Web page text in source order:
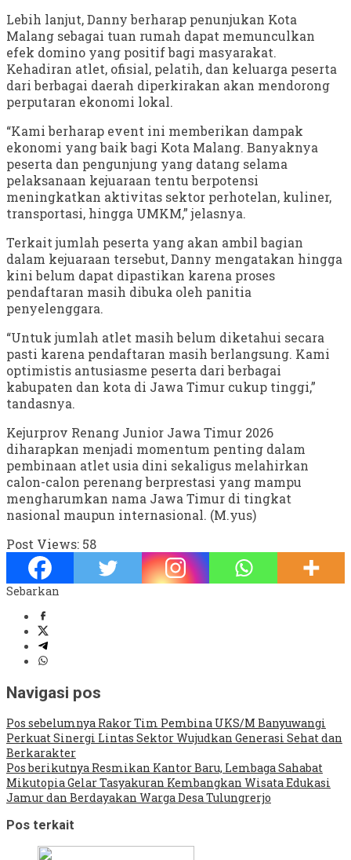
Lebih lanjut, Danny berharap penunjukan Kota
Malang sebagai tuan rumah dapat memunculkan
efek domino yang positif bagi masyarakat.
Kehadiran atlet, ofisial, pelatih, dan keluarga peserta
dari berbagai daerah diperkirakan akan mendorong
perputaran ekonomi lokal.
“Kami berharap event ini memberikan dampak
ekonomi yang baik bagi Kota Malang. Banyaknya
peserta dan pengunjung yang datang selama
pelaksanaan kejuaraan tentu berpotensi
meningkatkan aktivitas sektor perhotelan, kuliner,
transportasi, hingga UMKM,” jelasnya.
Terkait jumlah peserta yang akan ambil bagian
dalam kejuaraan tersebut, Danny mengatakan hingga
kini belum dapat dipastikan karena proses
pendaftaran masih dibuka oleh panitia
penyelenggara.
“Untuk jumlah atlet masih belum diketahui secara
pasti karena pendaftaran masih berlangsung. Kami
optimistis antusiasme peserta dari berbagai
kabupaten dan kota di Jawa Timur cukup tinggi,”
tandasnya.
Kejurprov Renang Junior Jawa Timur 2026
diharapkan menjadi momentum penting dalam
pembinaan atlet usia dini sekaligus melahirkan
calon-calon perenang berprestasi yang mampu
mengharumkan nama Jawa Timur di tingkat
nasional maupun internasional. (M.yus)
Post Views: 58
Sebarkan
Navigasi pos
Pos sebelumnya Rakor Tim Pembina UKS/M Banyuwangi
Perkuat Sinergi Lintas Sektor Wujudkan Generasi Sehat dan
Berkarakter
Pos berikutnya Resmikan Kantor Baru, Lembaga Sahabat
Mikutopia Gelar Tasyakuran Kembangkan Wisata Edukasi
Jamur dan Berdayakan Warga Desa Tulungrerjo
Pos terkait